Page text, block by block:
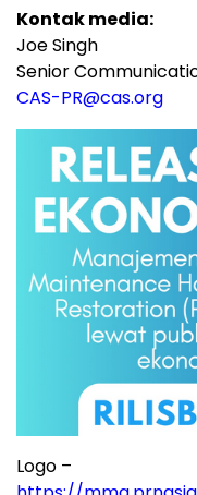
Kontak media:
Joe Singh
Senior
CAS-PR@cas.org
Logo –